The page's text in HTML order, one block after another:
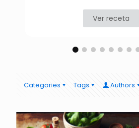
Ver receta
Categories Tags Authors